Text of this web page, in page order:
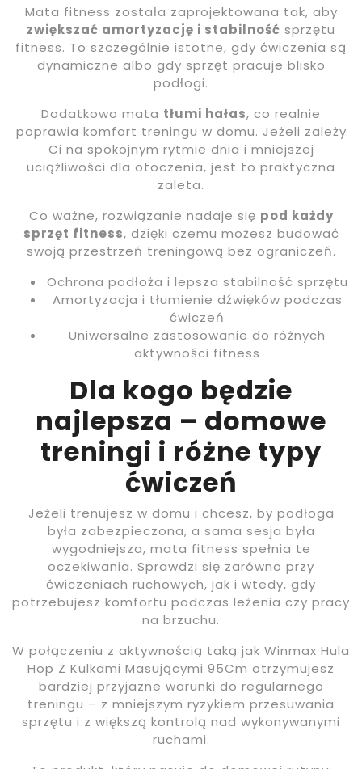
Mata fitness została zaprojektowana tak, aby
zwiększać amortyzację i stabilność sprzętu
fitness. To szczególnie istotne, gdy ćwiczenia są
dynamiczne albo gdy sprzęt pracuje blisko
podłogi.
Dodatkowo mata tłumi hałas, co realnie
poprawia komfort treningu w domu. Jeżeli zależy
Ci na spokojnym rytmie dnia i mniejszej
uciążliwości dla otoczenia, jest to praktyczna
zaleta.
Co ważne, rozwiązanie nadaje się pod każdy
sprzęt fitness, dzięki czemu możesz budować
swoją przestrzeń treningową bez ograniczeń.
Ochrona podłoża i lepsza stabilność sprzętu
Amortyzacja i tłumienie dźwięków podczas
ćwiczeń
Uniwersalne zastosowanie do różnych
aktywności fitness
Dla kogo będzie
najlepsza – domowe
treningi i różne typy
ćwiczeń
Jeżeli trenujesz w domu i chcesz, by podłoga
była zabezpieczona, a sama sesja była
wygodniejsza, mata fitness spełnia te
oczekiwania. Sprawdzi się zarówno przy
ćwiczeniach ruchowych, jak i wtedy, gdy
potrzebujesz komfortu podczas leżenia czy pracy
na brzuchu.
W połączeniu z aktywnością taką jak Winmax Hula
Hop Z Kulkami Masującymi 95Cm otrzymujesz
bardziej przyjazne warunki do regularnego
treningu – z mniejszym ryzykiem przesuwania
sprzętu i z większą kontrolą nad wykonywanymi
ruchami.